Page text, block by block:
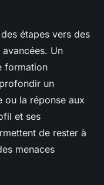
étapes vers des
Un
formation
un
ou la réponse aux
et ses
de rester à
menaces